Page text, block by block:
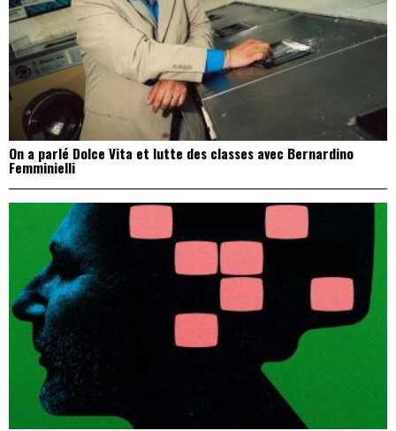
On a parlé Dolce Vita et lutte des classes avec Bernardino
Femminielli